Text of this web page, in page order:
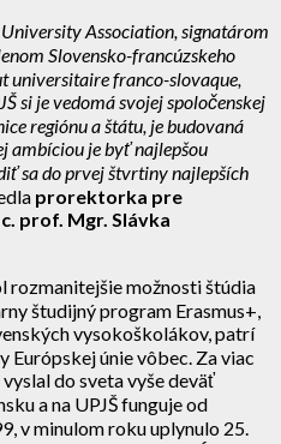
Association, signatárom
Slovensko-francúzskeho
universitaire franco-slovaque,
si je vedomá svojej spoločenskej
regiónu a štátu, je budovaná
ambíciou je byť najlepšou
sa do prvej štvrtiny najlepších
prorektorka pre
c. prof. Mgr. Slávka
rozmanitejšie možnosti štúdia
študijný program Erasmus+,
vysokoškolákov, patrí
Európskej únie vôbec. Za viac
do sveta vyše deväť
a na UPJŠ funguje od
v minulom roku uplynulo 25.